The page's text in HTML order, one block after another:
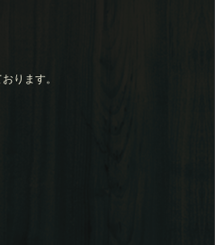
ります。